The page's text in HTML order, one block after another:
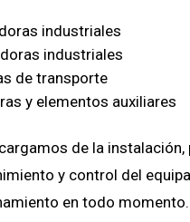
industriales
industriales
de transporte
y elementos auxiliares
de la instalación,
y control del
en todo momento.